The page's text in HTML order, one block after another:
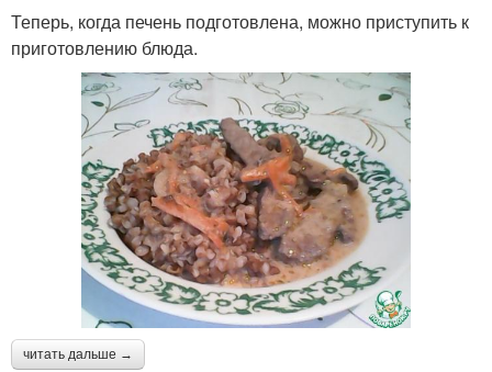
Теперь, когда печень подготовлена, можно приступить к
приготовлению блюда.
читать дальше →